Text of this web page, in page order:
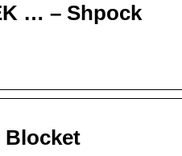
… – Shpock
Blocket